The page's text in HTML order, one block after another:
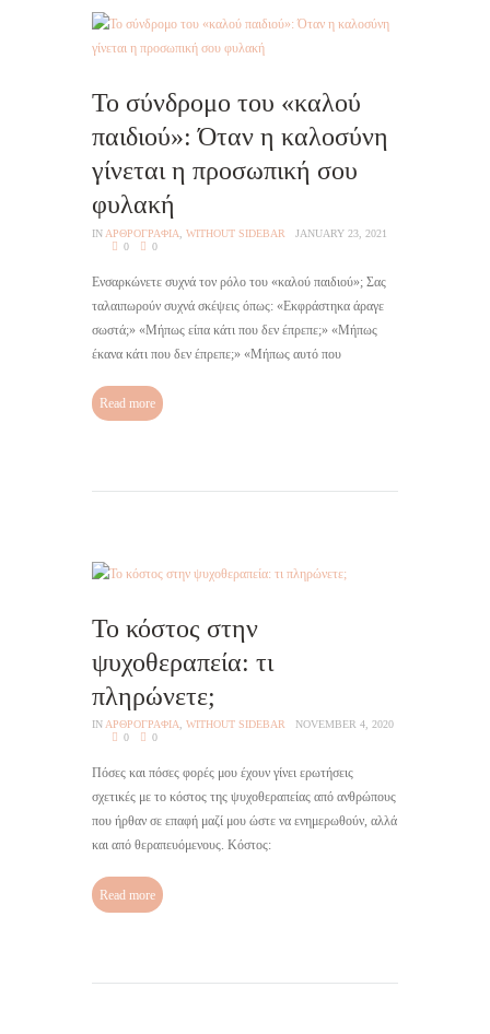
Το σύνδρομο του «καλού
παιδιού»: Όταν η καλοσύνη
γίνεται η προσωπική σου
φυλακή
IN AΡΘΡΟΓΡΑΦΙΑ WITHOUT SIDEBAR
JANUARY 23, 2021
0
0
Ενσαρκώνετε συχνά τον ρόλο του «καλού παιδιού»; Σας
ταλαιπωρούν συχνά σκέψεις όπως: «Εκφράστηκα άραγε
σωστά;» «Μήπως είπα κάτι που δεν έπρεπε;» «Μήπως
έκανα κάτι που δεν έπρεπε;» «Μήπως αυτό που
Read more
Το κόστος στην
ψυχοθεραπεία: τι
πληρώνετε;
INAΡΘΡΟΓΡΑΦΙΑ, WITHOUT SIDEBAR
NOVEMBER 4, 2020
0
0
Πόσες και πόσες φορές μου έχουν γίνει ερωτήσεις
σχετικές με το κόστος της ψυχοθεραπείας από ανθρώπους
που ήρθαν σε επαφή μαζί μου ώστε να ενημερωθούν, αλλά
και από θεραπευόμενους. Κόστος:
Read more